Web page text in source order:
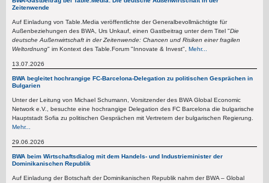
Zeitenwende
Auf Einladung von Table.Media veröffentlichte der Generalbevollmächtigte für
Außenbeziehungen des BWA, Urs Unkauf, einen Gastbeitrag unter dem Titel "Die
deutsche Außenwirtschaft in der Zeitenwende: Chancen und Risiken einer fragilen
Weltordnung" im Kontext des Table.Forum "Innovate & Invest", Mehr...
13.07.2026
BWA begleitet hochrangige FC-Barcelona-Delegation zu politischen Gesprächen in
Bulgarien
Unter der Leitung von Michael Schumann, Vorsitzender des BWA Global Economic
Network e.V., besuchte eine hochrangige Delegation des FC Barcelona die bulgarische
Hauptstadt Sofia zu politischen Gesprächen mit Vertretern der bulgarischen Regierung.
Mehr...
29.06.2026
BWA beim Wirtschaftsdialog mit dem Handels- und Industrieminister der
Dominikanischen Republik
Auf Einladung der Botschaft der Dominikanischen Republik nahm der BWA – Global